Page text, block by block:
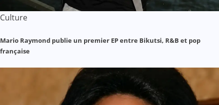
Culture
Mario Raymond publie un premier EP entre Bikutsi, R&B et pop
française